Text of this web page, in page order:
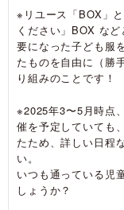
※リユース「BOX」
ください」BOX な
要になった子ども服
たものを自由に（勝
り組みのことです！
※2025年3〜5月時点
催を予定していても
たため、詳しい日程
い。
いつも通っている児
しょうか？